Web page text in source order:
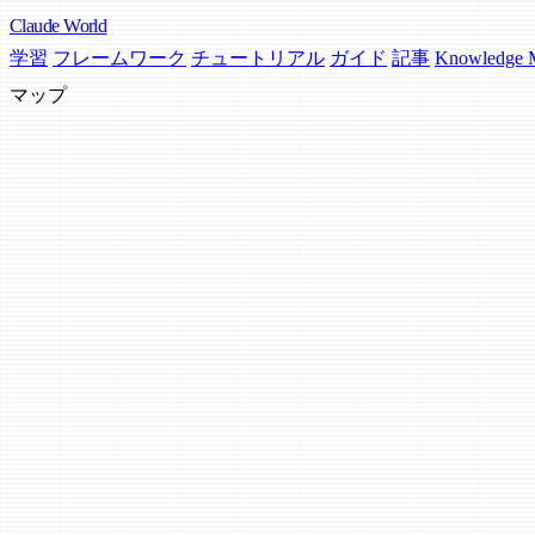
Claude World
学習 フレームワーク チュートリアル ガイド 記事 Knowledge
マップ